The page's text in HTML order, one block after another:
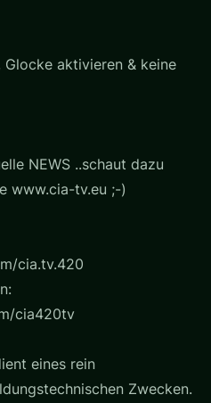
aktivieren & keine
NEWS ..schaut dazu
www.cia-tv.eu ;-)
cia.tv.420
cia420tv
eines rein
Zwecken.